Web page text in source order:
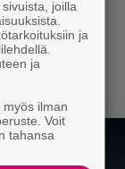
joilla
ja
ja
ilman
Voit
tahansa